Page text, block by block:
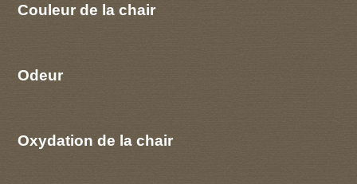
Couleur de la chair
Odeur
Oxydation de la chair